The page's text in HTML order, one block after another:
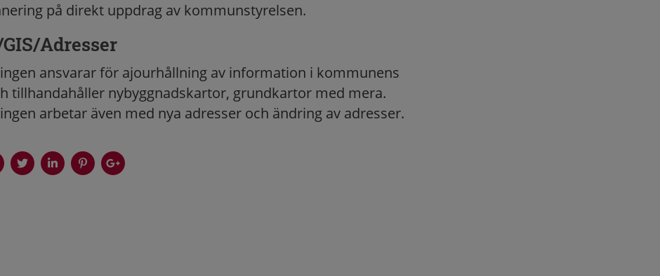
på direkt uppdrag av kommunstyrelsen.
Adresser
ansvarar för ajourhållning av information i kommunens
tillhandahåller nybyggnadskartor, grundkartor med mera.
arbetar även med nya adresser och ändring av adresser.